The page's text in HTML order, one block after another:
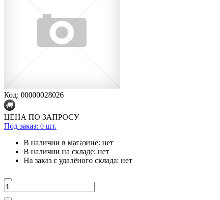
Код: 00000028026
ЦЕНА ПО ЗАПРОСУ
Под заказ: 0 шт.
В наличии в магазине: нет
В наличии на складе: нет
На заказ с удалёного склада: нет